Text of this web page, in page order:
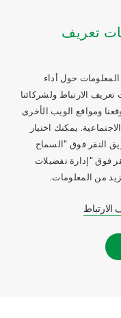
تعريف
حول أداء
تعريف الارتباط ولشركائنا
ومواقع الويب الأخرى
يمكنك اختيار
النقر فوق "السماح
فوق "إدارة تفضيلات
من المعلومات.
الارتباط